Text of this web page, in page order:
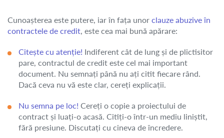
Cunoașterea este putere, iar în fața unor clauze abuzive în
contractele de credit, este cea mai bună apărare:
Citește cu atenție! Indiferent cât de lung și de plictisitor
pare, contractul de credit este cel mai important
document. Nu semnați până nu ați citit fiecare rând.
Dacă ceva nu vă este clar, cereți explicații.
Nu semna pe loc! Cereți o copie a proiectului de
contract și luați-o acasă. Citiți-o într-un mediu liniștit,
fără presiune. Discutați cu cineva de încredere.